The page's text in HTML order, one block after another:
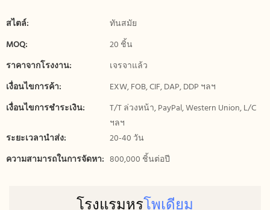
สไตล์:
ทันสมัย
MOQ:
20 ชิ้น
ราคาจากโรงงาน:
เจรจาแล้ว
เงื่อนไขการค้า:
EXW, FOB, CIF, DAP, DDP ฯลฯ
เงื่อนไขการชำระเงิน:
T/T ล่วงหน้า, PayPal, Western Union, L/C
ฯลฯ
ระยะเวลานำส่ง:
20-40 วัน
ความสามารถในการจัดหา: 800,000 ชิ้นต่อปี